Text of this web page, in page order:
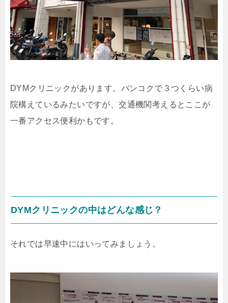
DYMクリニックがあります。バンコクで３つくらい病
院構えているみたいですが、交通機関考えるとここが
一番アクセス便利かもです。
DYMクリニックの中はどんな感じ？
それでは早速中にはいってみましょう。